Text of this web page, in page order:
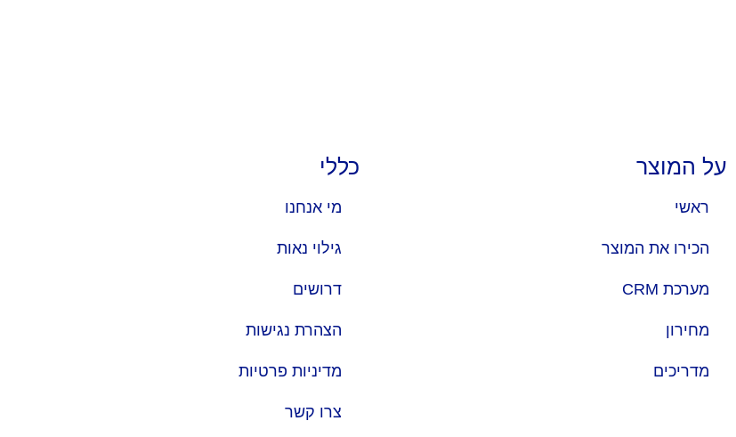
על המוצר
ראשי
הכירו את המוצר
מערכת CRM
מחירון
מדריכים
כללי
מי אנחנו
גילוי נאות
דרושים
הצהרת נגישות
מדיניות פרטיות
צרו קשר